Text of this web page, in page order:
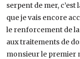
serpent de mer,
que je vais encore
le renforcement de
aux traitements de
monsieur le premier